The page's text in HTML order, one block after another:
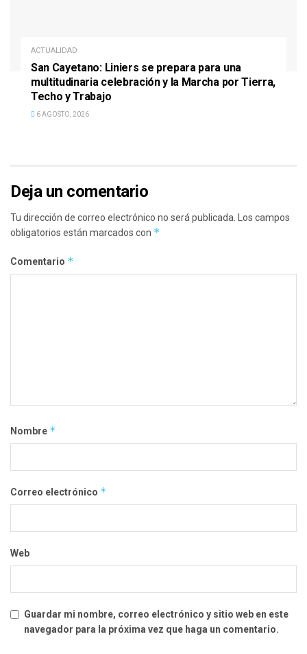
ACTUALIDAD
San Cayetano: Liniers se prepara para una
multitudinaria celebración y la Marcha por Tierra,
Techo y Trabajo
6 AGOSTO, 2026
Deja un comentario
Tu dirección de correo electrónico no será publicada.
Los campos
obligatorios están marcados con *
Comentario *
Nombre *
Correo electrónico *
Web
Guardar mi nombre, correo electrónico y sitio web en este
navegador para la próxima vez que haga un comentario.